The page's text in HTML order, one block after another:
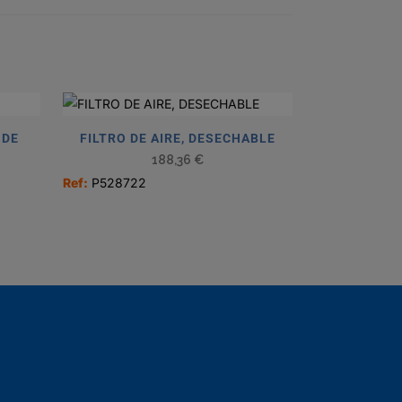
FILTRO DE AIRE, DESECHABLE
188,36 €
Ref: P528722